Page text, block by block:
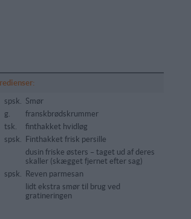
spsk. Smør
g.
franskbrødskrummer
tsk.
finthakket hvidløg
spsk. Finthakket frisk persille
dusin friske østers – taget ud af deres
skaller (skægget fjernet efter sag)
spsk. Reven parmesan
lidt ekstra smør til brug ved
gratineringen